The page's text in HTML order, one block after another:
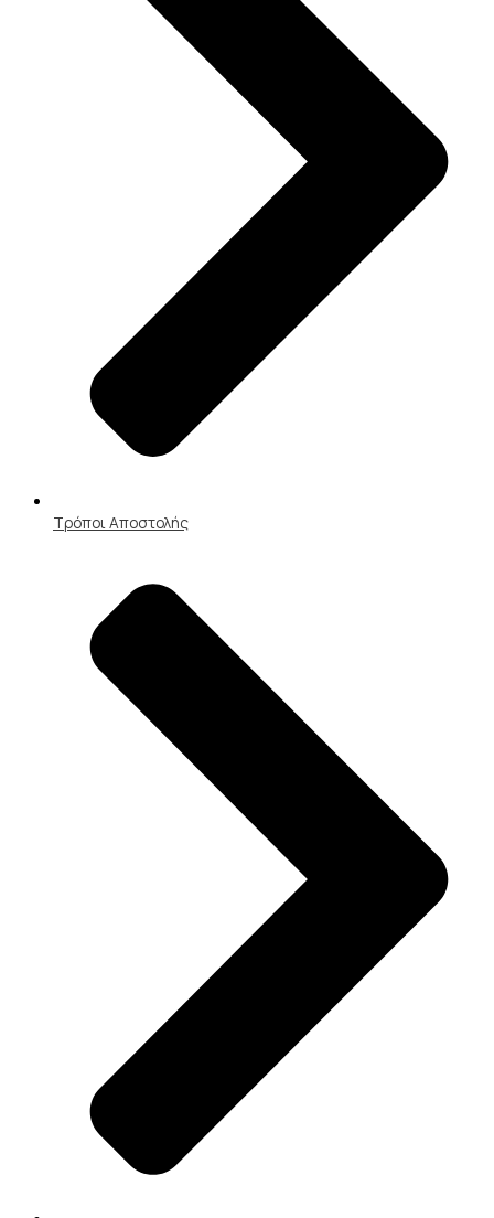
Τρόποι Αποστολής